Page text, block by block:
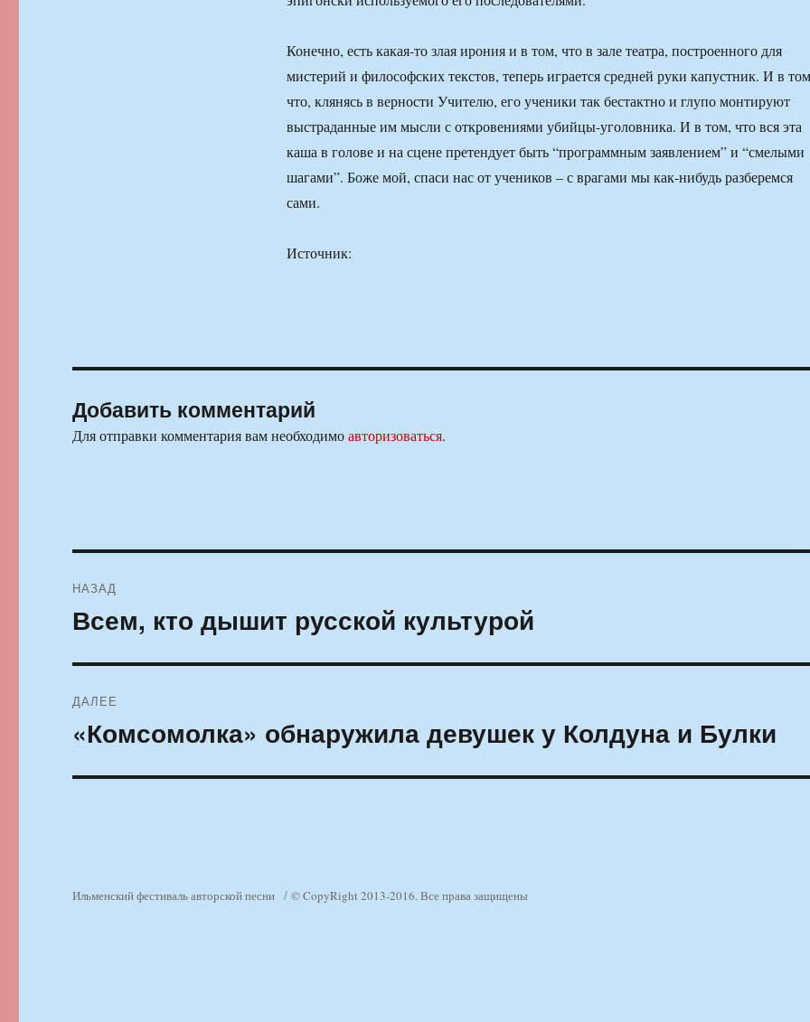
Конечно, есть какая-то злая ирония и в том, что в зале театра, построенного для
мистерий и философских текстов, теперь играется средней руки капустник. И в
что, клянясь в верности Учителю, его ученики так бестактно и глупо монтируют
выстраданные им мысли с откровениями убийцы-уголовника. И в том, что вся эта
каша в голове и на сцене претендует быть “программным заявлением” и “смелыми
шагами”. Боже мой, спаси нас от учеников – с врагами мы как-нибудь разберемся
сами.
Источник:
Добавить комментарий
Для отправки комментария вам необходимоавторизоваться.
по
НАЗАД
Предыдущая
Всем, кто дышит русской культурой
ДАЛЕЕ
Следующая
«Комсомолка» обнаружила девушек у Колдуна и Булки
Ильменский фестиваль авторской песни © CopyRight 2013-2016. Все права защищены